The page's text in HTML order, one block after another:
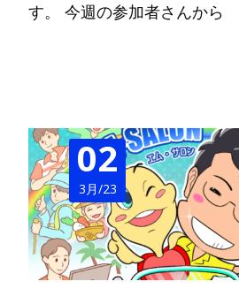
す。 今週の参加者さんから
02
3月/23